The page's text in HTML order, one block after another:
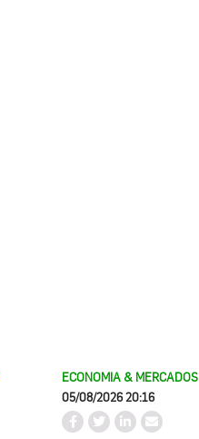
ECONOMIA & MERCADOS
05/08/2026 20:16